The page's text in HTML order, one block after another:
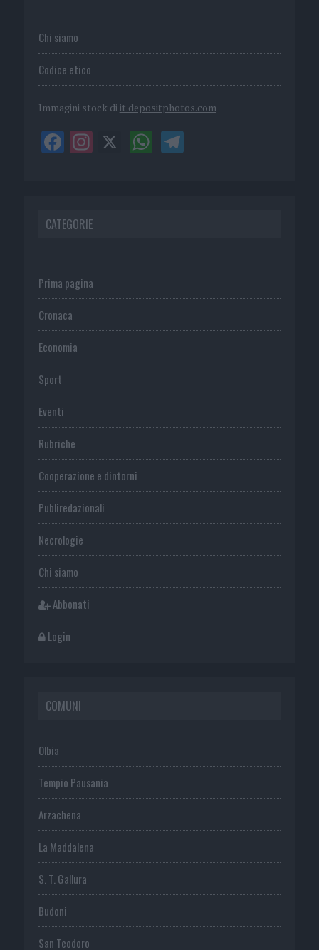
Chi siamo
Codice etico
Immagini stock di it.depositphotos.com
CATEGORIE
Prima pagina
Cronaca
Economia
Sport
Eventi
Rubriche
Cooperazione e dintorni
Publiredazionali
Necrologie
Chi siamo
Abbonati
Login
COMUNI
Olbia
Tempio Pausania
Arzachena
La Maddalena
S. T. Gallura
Budoni
San Teodoro